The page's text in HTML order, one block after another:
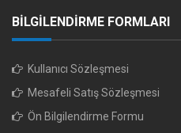
BİLGİLENDİRME FORMLARI
Kullanıcı Sözleşmesi
Mesafeli Satış Sözleşmesi
Ön Bilgilendirme Formu